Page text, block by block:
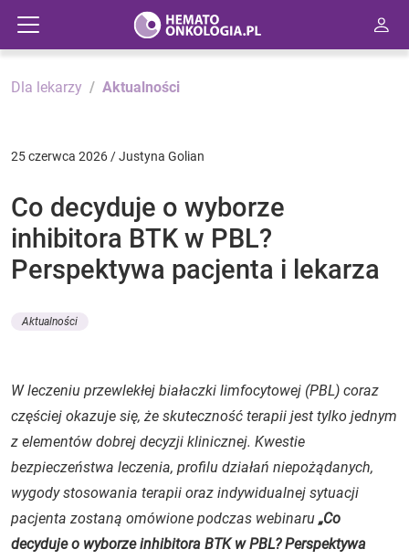
Dla lekarzy Aktualności
25 czerwca 2026 / Justyna Golian
Co decyduje o wyborze
inhibitora BTK w PBL?
Perspektywa pacjenta i lekarza
Aktualności
W leczeniu przewlekłej białaczki limfocytowej (PBL) coraz
częściej okazuje się, że skuteczność terapii jest tylko jednym
z elementów dobrej decyzji klinicznej. Kwestie
bezpieczeństwa leczenia, profilu działań niepożądanych,
wygody stosowania terapii oraz indywidualnej sytuacji
pacjenta zostaną omówione podczas webinaru „Co
decyduje o wyborze inhibitora BTK w PBL? Perspektywa